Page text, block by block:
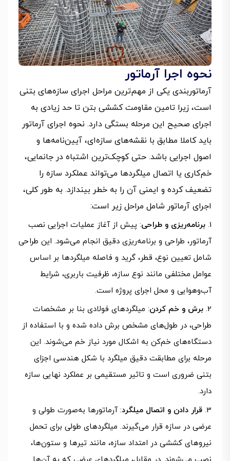
نحوه اجرا آرماتور
آرماتوربندی یکی از مهم‌ترین مراحل اجرای سازه‌های بتنی
است، زیرا تامین مقاومت کششی بتن تا حد زیادی به
اجرای صحیح این مرحله بستگی دارد. نحوه اجرای آرماتور
باید کاملا مطابق با نقشه‌های سازه‌ای، آیین‌نامه‌ها و
اصول اجرایی باشد. حتی کوچک‌ترین اشتباه در جانمایی،
خم‌کاری یا اتصال میلگردها می‌تواند عملکرد سازه را
تضعیف کرده و ایمنی آن را به خطر بیندازد. به طور کلی،
اجرای آرماتور شامل مراحل زیر است:
برنامه‌ریزی و طراحی: پیش از آغاز عملیات اجرایی نصب
آرماتور، طراحی و برنامه‌ریزی دقیق انجام می‌شود. این طراحی
شامل تعیین نوع، قطر، گرید و فاصله میلگردها بر اساس
عوامل مختلفی مانند نوع سازه، ظرفیت باربری، شرایط
آب‌وهوایی و محل اجرای پروژه است.
برش و خم کردن: میلگردهای فولادی بنا بر مشخصات
طراحی، در طول‌های مشخص برش داده شده و با استفاده از
دستگاه‌های خم‌کن به اشکال مورد نیاز خم می‌شوند. این
مرحله برای مطابقت دقیق میلگرد با شکل هندسی اجزای
بتنی ضروری است و تاثیر مستقیمی بر عملکرد نهایی سازه
دارد.
قرار دادن و اتصال میلگرد: آرماتورها به‌صورت طولی و
عرضی در سازه قرار می‌گیرند. میلگردهای طولی برای تحمل
نیروهای کششی در امتداد سازه، مانند تیرها و ستون‌ها،